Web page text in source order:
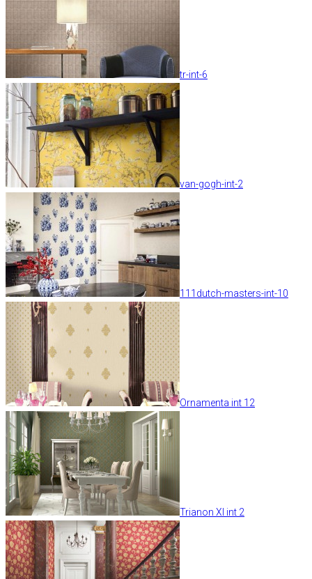
tr-int-6
van-gogh-int-2
111dutch-masters-int-10
Ornamenta int 12
Trianon XI int 2